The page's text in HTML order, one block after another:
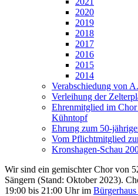
2020
2019
2018
2017
2016
2015
2014
Verabschiedung von
Verleihung der
Ehrenmitglied im
Kühntopf
Ehrung zum 50-
Vom Pflichtmitglied
Kronshagen-Schau
Wir sind ein gemischter Chor von
Sängern (Stand: Oktober 2023).
19:00 bis 21:00 Uhr im